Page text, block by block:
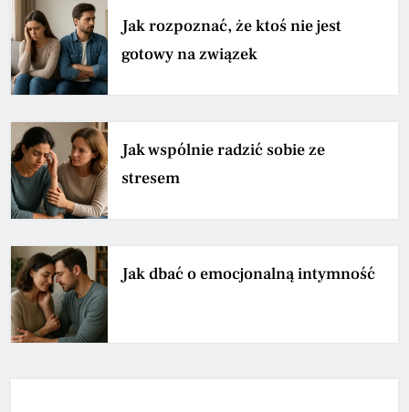
Jak rozpoznać, że ktoś nie jest
gotowy na związek
Jak wspólnie radzić sobie ze
stresem
Jak dbać o emocjonalną intymność